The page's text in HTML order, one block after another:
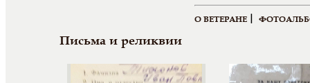
О ВЕТЕРАНЕ |
Письма и реликвии